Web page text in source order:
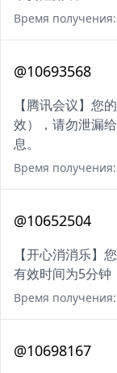
Время получения:
@10693568
【腾讯会议】您
效），请勿泄漏
息。
Время получения:
@10652504
【开心消消乐】
有效时间为5分钟
Время получения:
@10698167